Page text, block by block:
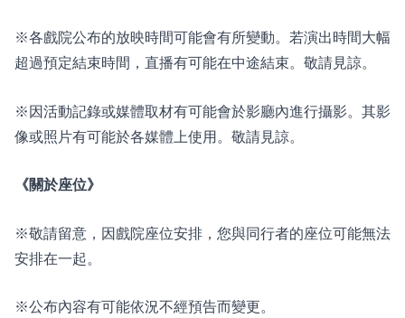
※各戲院公布的放映時間可能會有所變動。若演出時間大幅
超過預定結束時間，直播有可能在中途結束。敬請見諒。
※因活動記錄或媒體取材有可能會於影廳內進行攝影。其影
像或照片有可能於各媒體上使用。敬請見諒。
《關於座位》
※敬請留意，因戲院座位安排，您與同行者的座位可能無法
安排在一起。
※公布內容有可能依況不經預告而變更。